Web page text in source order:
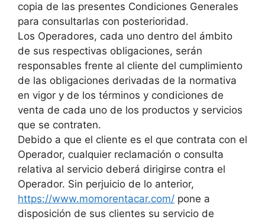
copia de las presentes Condiciones Generales
para consultarlas con posterioridad.
Los Operadores, cada uno dentro del ámbito
de sus respectivas obligaciones, serán
responsables frente al cliente del cumplimiento
de las obligaciones derivadas de la normativa
en vigor y de los términos y condiciones de
venta de cada uno de los productos y servicios
que se contraten.
Debido a que el cliente es el que contrata con el
Operador, cualquier reclamación o consulta
relativa al servicio deberá dirigirse contra el
Operador. Sin perjuicio de lo anterior,
https://www.momorentacar.com/ pone a
disposición de sus clientes su servicio de